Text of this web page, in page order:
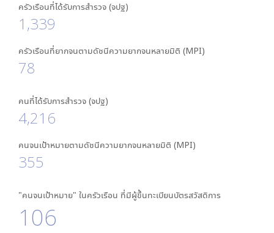
ครัวเรือนที่ได้รับการสำรวจ (จปฐ)
1,339
ครัวเรือนที่ยากจนตามดัชนีความยากจนหลายมิติ (MPI)
78
คนที่ได้รับการสำรวจ (จปฐ)
4,216
คนจนเป้าหมายตามดัชนีความยากจนหลายมิติ (MPI)
355
"คนจนเป้าหมาย" ในครัวเรือน ที่มีผู้ขึ้นทะเบียนบัตรสวัสดิการ
106